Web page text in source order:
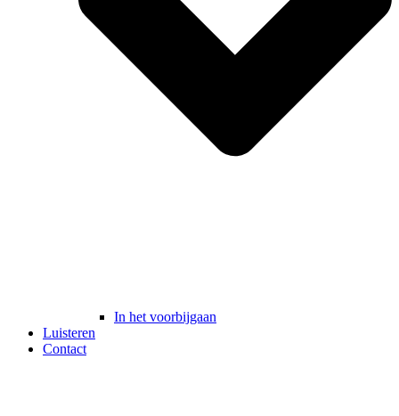
In het voorbijgaan
Luisteren
Contact